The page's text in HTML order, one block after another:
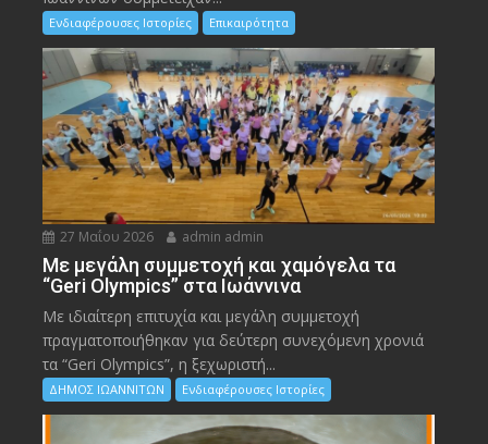
Ενδιαφέρουσες Ιστορίες Επικαιρότητα
27 Μαΐου 2026 admin admin
Με μεγάλη συμμετοχή και χαμόγελα τα
“Geri Olympics” στα Ιωάννινα
Με ιδιαίτερη επιτυχία και μεγάλη συμμετοχή
πραγματοποιήθηκαν για δεύτερη συνεχόμενη χρονιά
τα “Geri Olympics”, η ξεχωριστή...
ΔΗΜΟΣ ΙΩΑΝΝΙΤΩΝ Ενδιαφέρουσες Ιστορίες